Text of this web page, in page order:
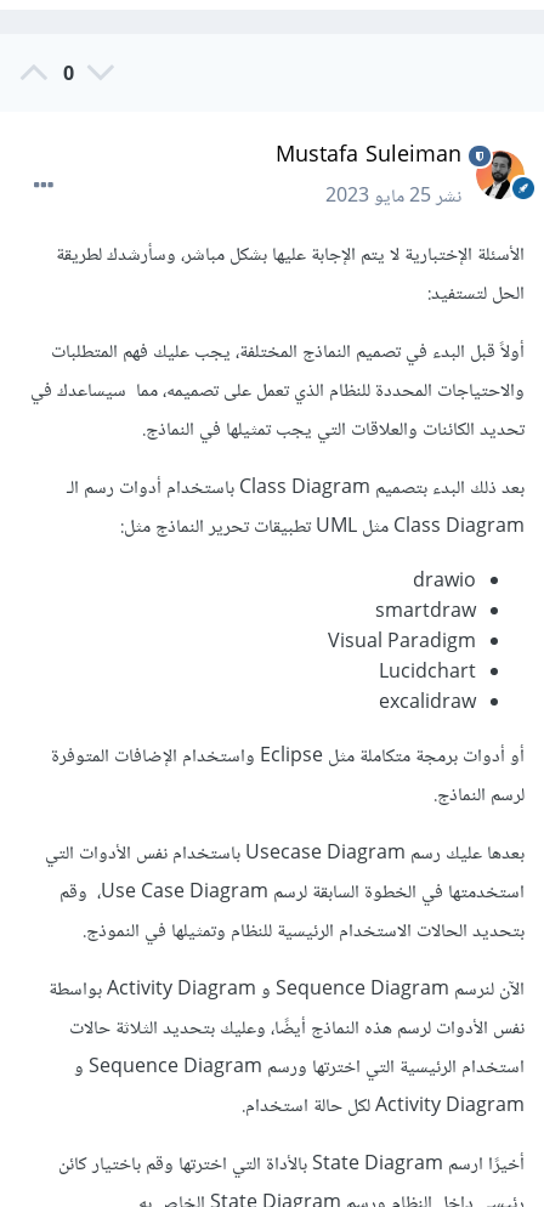
0
Mustafa Suleiman
نشر25 مايو 2023
الأسئلة الإختبارية لا يتم الإجابة عليها بشكل مباشر، وسأرشدك لطريقة
الحل لتستفيد:
أولاً قبل البدء في تصميم النماذج المختلفة، يجب عليك فهم المتطلبات
والاحتياجات المحددة للنظام الذي تعمل على تصميمه، مما سيساعدك في
تحديد الكائنات والعلاقات التي يجب تمثيلها في النماذج.
بعد ذلك البدء بتصميم Class Diagram باستخدام أدوات رسم الـ
Class Diagram مثل UML تطبيقات تحرير النماذج مثل:
drawio
smartdraw
Visual Paradigm
Lucidchart
excalidraw
أو أدوات برمجة متكاملة مثل Eclipse واستخدام الإضافات المتوفرة
لرسم النماذج.
بعدها عليك رسم Usecase Diagram باستخدام نفس الأدوات التي
استخدمتها في الخطوة السابقة لرسم Use Case Diagram، وقم
بتحديد الحالات الاستخدام الرئيسية للنظام وتمثيلها في النموذج.
الآن لنرسم Sequence Diagram و Activity Diagram بواسطة
نفس الأدوات لرسم هذه النماذج أيضًا، وعليك بتحديد الثلاثة حالات
استخدام الرئيسية التي اخترتها ورسم Sequence Diagram و
Activity Diagram لكل حالة استخدام.
أخيرًا ارسم State Diagram بالأداة التي اخترتها وقم باختيار كائن